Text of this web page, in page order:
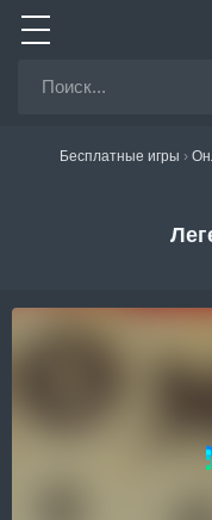
Бесплатные игры ›